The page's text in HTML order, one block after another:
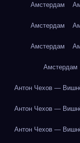
Амстердам
Амстердам
Амстердам
Амстердам
Антон Чехов —
Антон Чехов —
Антон Чехов —